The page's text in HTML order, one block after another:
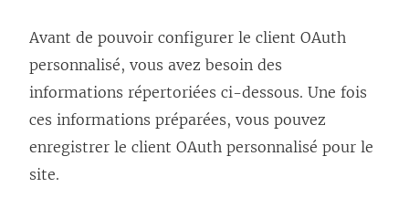
Avant de pouvoir configurer le client OAuth
personnalisé, vous avez besoin des
informations répertoriées ci-dessous. Une fois
ces informations préparées, vous pouvez
enregistrer le client OAuth personnalisé pour le
site.